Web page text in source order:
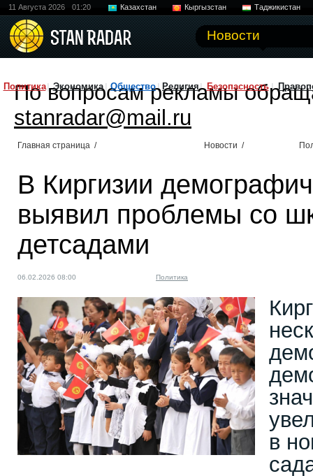
11 Августа 2026 01:20 Казахстан Кыргызстан Таджикистан
Новости
Политика Экономика Общество Религия Безопасность
По вопросам рекламы
stanradar@mail.ru
Главная страница / Новости /
В Киргизии
выявил проблемы со
детсадами
06.02.2026 08:00 Политика
в